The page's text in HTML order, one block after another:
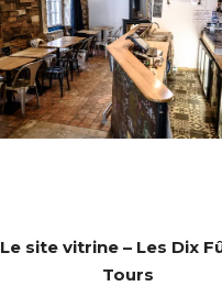
Le site vitrine – Les Dix
Tours